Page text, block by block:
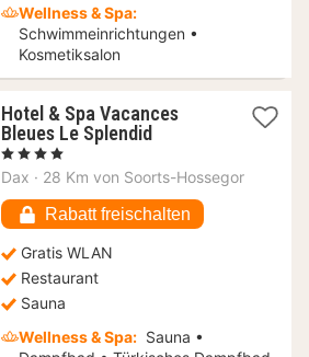
Wellness & Spa:
Schwimmeinrichtungen •
Kosmetiksalon
Hotel & Spa Vacances
Bleues Le Splendid1
ab
€
, 4 Sterne
Dax · 28 Km von Soorts-Hossegor
Rabatt freischalten
Gratis WLAN
Restaurant
Sauna
Wellness & Spa: Sauna •